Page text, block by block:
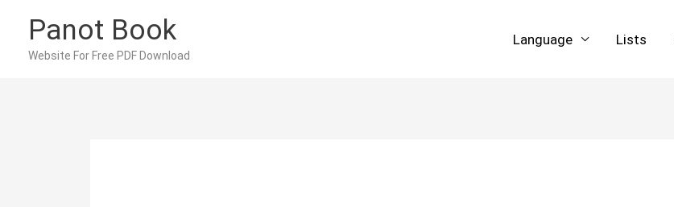
content
Panot Book
Website For Free PDF Download
Language Lists